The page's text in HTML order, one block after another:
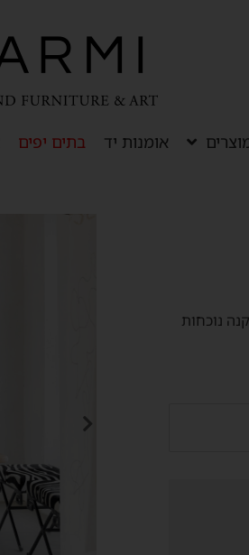
אומנות יד בתים יפים
נוכחות